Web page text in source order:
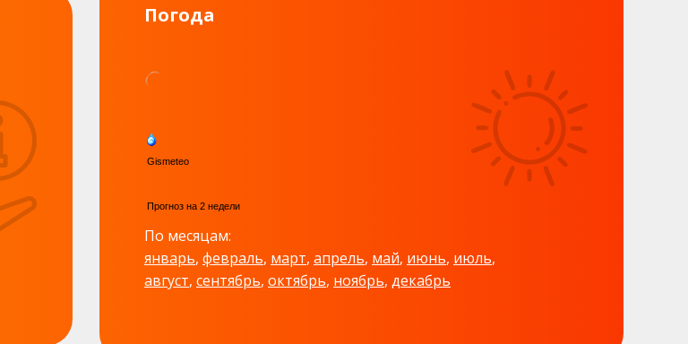
Погода
По месяцам:
январь, февраль, март, апрель, май, июнь, июль,
август, сентябрь, октябрь, ноябрь, декабрь